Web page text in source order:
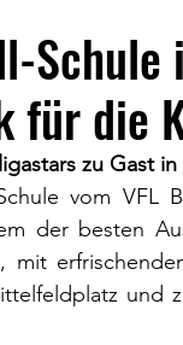
Schule
für die
zu Gast
vom VFL
der besten
mit
und